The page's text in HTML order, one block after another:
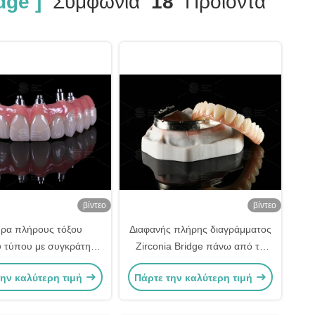
βίντεο
πλήρους τόξου
τύπου με συγκράτηση
και σχεδίαση
απόχρωση Α1
καλύτερη τιμή
βίντεο
Διαφανής πλήρης διαγράμματος
Zirconia Bridge πάνω από το
χοντροποιημένο ράβδος
εμφυτεύματος Προσαρμοσμένο
Πάρτε την καλύτερη τιμή